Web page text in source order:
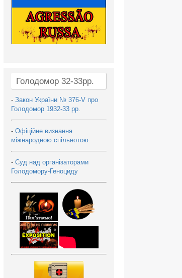
Голодомор 32-33рр.
- Закон України № 376-V про
Голодомор 1932-33 рр.
- Офіційне визнання
міжнародною спільнотою
- Суд над організаторами
Голодомору-Геноциду